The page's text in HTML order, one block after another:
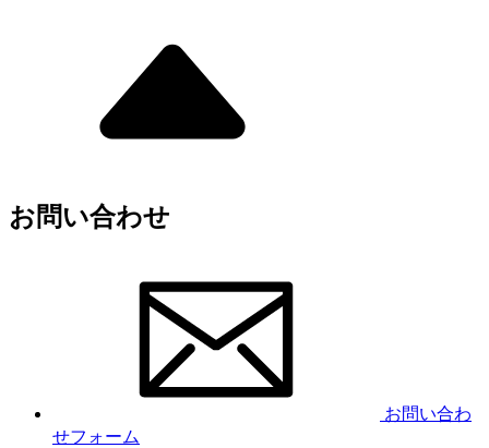
お問い合わせ
お問い合わ
せフォーム